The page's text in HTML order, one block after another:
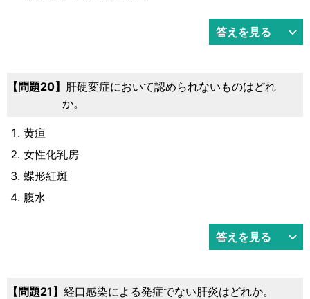
答えを見る
問題20
肝硬変症において認められないものはどれ
か。
黄疸
女性化乳房
蝶形紅斑
腹水
答えを見る
問題21 経口感染による発症でない肝炎はどれか。